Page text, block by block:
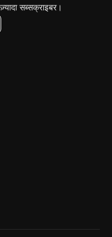
सब्सक्राइबर।